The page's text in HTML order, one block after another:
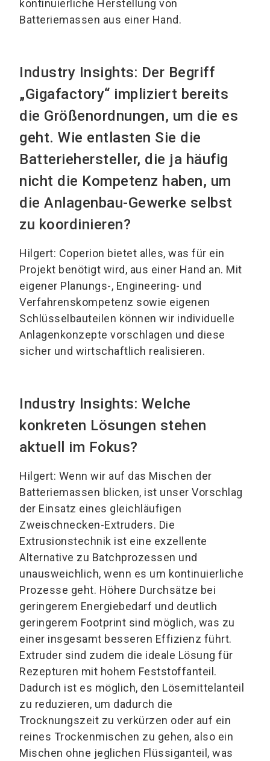
kontinuierliche Herstellung von
Batteriemassen aus einer Hand.
Industry Insights: Der Begriff
„Gigafactory“ impliziert bereits
die Größenordnungen, um die es
geht. Wie entlasten Sie die
Batteriehersteller, die ja häufig
nicht die Kompetenz haben, um
die Anlagenbau-Gewerke selbst
zu koordinieren?
Hilgert: Coperion bietet alles, was für ein
Projekt benötigt wird, aus einer Hand an. Mit
eigener Planungs-, Engineering- und
Verfahrenskompetenz sowie eigenen
Schlüsselbauteilen können wir individuelle
Anlagenkonzepte vorschlagen und diese
sicher und wirtschaftlich realisieren.
Industry Insights: Welche
konkreten Lösungen stehen
aktuell im Fokus?
Hilgert: Wenn wir auf das Mischen der
Batteriemassen blicken, ist unser Vorschlag
der Einsatz eines gleichläufigen
Zweischnecken-Extruders. Die
Extrusionstechnik ist eine exzellente
Alternative zu Batchprozessen und
unausweichlich, wenn es um kontinuierliche
Prozesse geht. Höhere Durchsätze bei
geringerem Energiebedarf und deutlich
geringerem Footprint sind möglich, was zu
einer insgesamt besseren Effizienz führt.
Extruder sind zudem die ideale Lösung für
Rezepturen mit hohem Feststoffanteil.
Dadurch ist es möglich, den Lösemittelanteil
zu reduzieren, um dadurch die
Trocknungszeit zu verkürzen oder auf ein
reines Trockenmischen zu gehen, also ein
Mischen ohne jeglichen Flüssiganteil, was